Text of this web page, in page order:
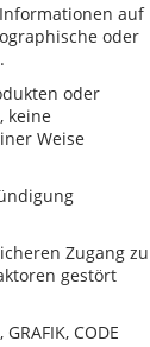
auf
oder
oder
keine
Weise
Zugang zu
gestört
CODE